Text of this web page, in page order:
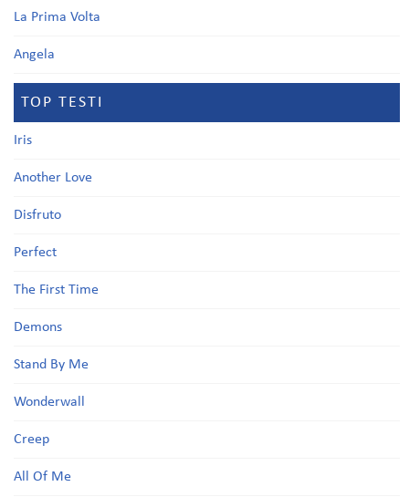
La Prima Volta
Angela
TOP TESTI
Iris
Another Love
Disfruto
Perfect
The First Time
Demons
Stand By Me
Wonderwall
Creep
All Of Me